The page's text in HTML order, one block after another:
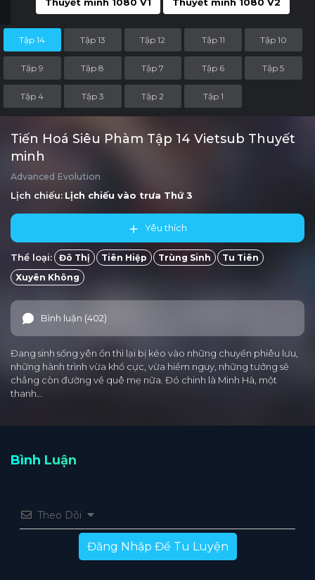
Tập 14 Tập 13 Tập 12 Tập 11 Tập 10
Tập 9 Tập 8 Tập 7 Tập 6 Tập 5
Tập 4 Tập 3 Tập 2 Tập 1
Tiến Hoá Siêu Phàm Tập 14 Vietsub Thuyết
minh
Advanced Evolution
Lịch chiếu: Lịch chiếu vào trưa Thứ 3
Yêu thích
Thể loại: Đô Thị Tiên Hiệp Trùng Sinh
Tu Tiên
Xuyên Không
Bình luận (402)
Đang sinh sống yên ổn thì lại bị kéo vào những chuyến phiêu lưu,
những hành trình vừa khổ cực, vừa hiểm nguy, những tưởng sẽ
chẳng còn đường về quê mẹ nữa. Đó chinh là Minh Hà, một
thanh…
Bình Luận
Theo Dõi
Đăng Nhập Để Tu Luyện